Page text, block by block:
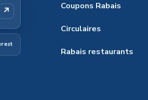
↗ Coupons Rabais
Circulaires
Rabais restaurants